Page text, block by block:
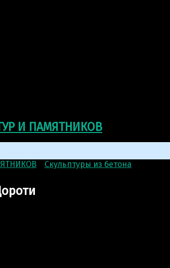
И ПАМЯТНИКОВ
Скульптуры из бетона